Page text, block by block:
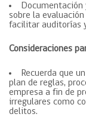
sobre la
facilitar auditorías
Consideraciones
Recuerda que
plan de reglas,
empresa a fin de
irregulares como
delitos.